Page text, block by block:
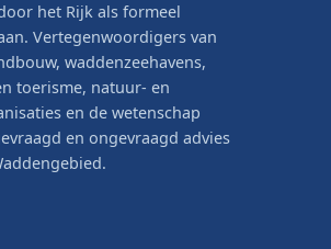
het Rijk als formeel
Vertegenwoordigers van
waddenzeehavens,
toerisme, natuur- en
en de wetenschap
en ongevraagd advies